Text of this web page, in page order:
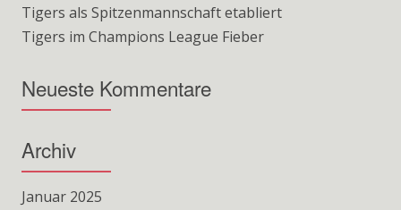
Tigers als Spitzenmannschaft etabliert
Tigers im Champions League Fieber
Neueste Kommentare
Archiv
Januar 2025